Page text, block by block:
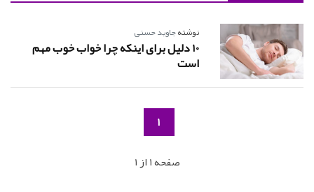
نوشتهجاوید حسنی
10 دلیل برای اینکه چرا خواب خوب مهم
است
1
صفحه 1 از 1